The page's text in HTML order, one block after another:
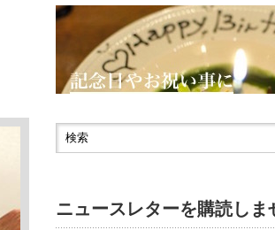
ニュースレターを購読しま